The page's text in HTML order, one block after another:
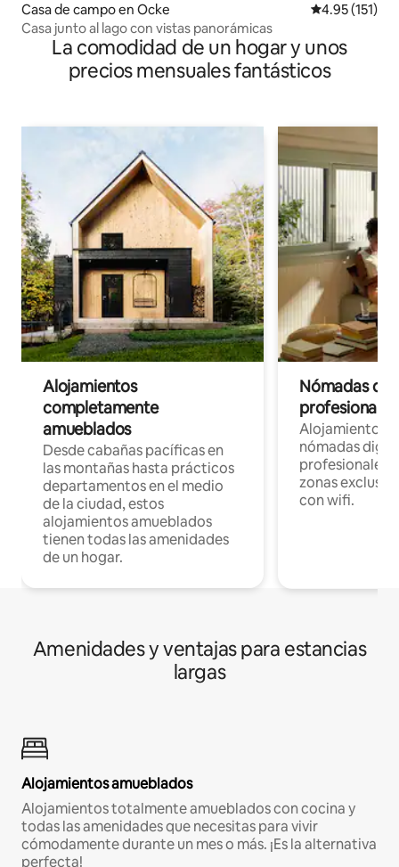
Casa de campo en Ocke Calificación
4.95 (151)
Casa junto al lago con vistas panorámicas
La comodidad de un hogar y unos
precios mensuales fantásticos
Alojamientos
completamente
amueblados
Desde cabañas pacíficas en
las montañas hasta prácticos
departamentos en el medio
de la ciudad, estos
alojamientos amueblados
tienen todas las amenidades
de un hogar.
Nómadas
Alojamientos
nómadas
profesionales
zonas
con wifi.
Amenidades y ventajas para estancias
largas
Alojamientos amueblados
Alojamientos totalmente amueblados con cocina y
todas las amenidades que necesitas para vivir
cómodamente durante un mes o más. ¡Es la alternativa
perfecta!